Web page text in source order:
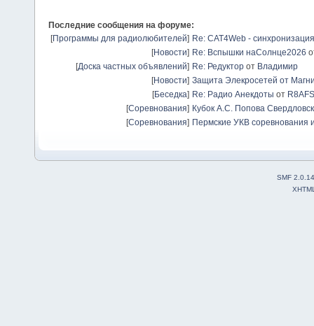
Последние сообщения на форуме:
[Программы для радиолюбителей] Re: CAT4Web -
[Новости] Re: Вспышки наСолнце2026
[Доска частных объявлений] Re: Редуктор от Владимир
[Новости] Защита Элекросетей от
[Беседка] Re: Радио Анекдоты от R8AFS
[Соревнования] Кубок А.С. Попова
[Соревнования] Пермские УКВ соревнования
SMF 2.0.14